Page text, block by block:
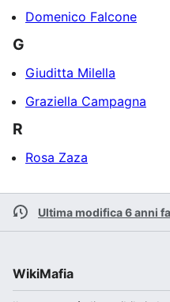
Domenico Falcone
G
Giuditta Milella
Graziella Campagna
R
Rosa Zaza
Ultima modifica 6 anni fa
WikiMafia